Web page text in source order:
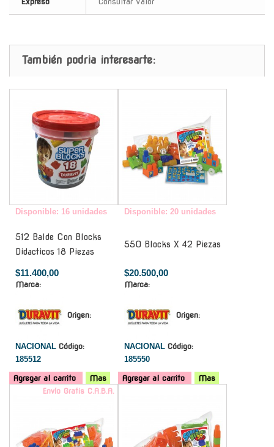
También podria interesarte:
Disponible: 16 unidades
512 Balde Con Blocks
Didacticos 18 Piezas
$11.400,00
Marca:
Origen:
NACIONAL Código:
185512
Agregar al carrito Mas
Disponible: 20 unidades
550 Blocks X 42 Piezas
$20.500,00
Marca:
Origen:
NACIONAL Código:
185550
Agregar al carrito
Mas
Envío Gratis C.A.B.A.